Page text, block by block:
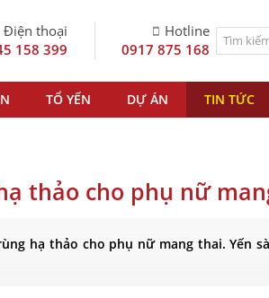
Điện thoại
158 399
Hotline
0917 875 168
TỔ YẾN DỰ ÁN TIN TỨC
thảo cho phụ nữ
hạ thảo cho phụ nữ mang thai. Yến